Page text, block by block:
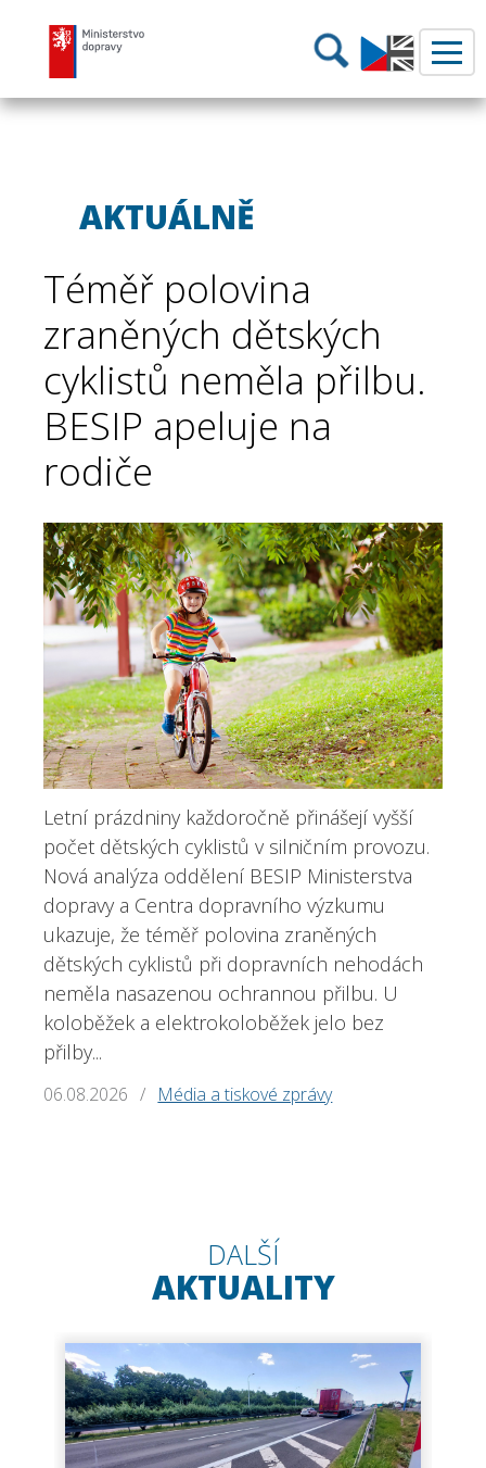
Ministerstvo dopravy Hledání
AKTUÁLNĚ
Téměř polovina
zraněných dětských
cyklistů neměla přilbu.
BESIP apeluje na
rodiče
Letní prázdniny každoročně přinášejí vyšší
počet dětských cyklistů v silničním provozu.
Nová analýza oddělení BESIP Ministerstva
dopravy a Centra dopravního výzkumu
ukazuje, že téměř polovina zraněných
dětských cyklistů při dopravních nehodách
neměla nasazenou ochrannou přilbu. U
koloběžek a elektrokoloběžek jelo bez
přilby...
06.08.2026 / Média a tiskové zprávy
DALŠÍ
AKTUALITY